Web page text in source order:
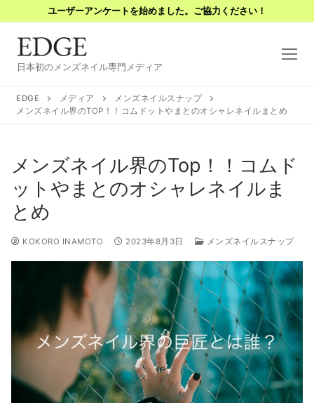
ン
ユーザーアンケートを始めました。ご協力ください！
日本初のメンズネイル専門メディア
EDGE メディア
メンズネイルスナップ
メンズネイル界のTOP！！コムドットやまとのオシャレネイルまとめ
メンズネイル界のTop！！コムド
ットやまとのオシャレネイルま
とめ
KOKORO INAMOTO 2023年8月3日 メンズネイルスナップ